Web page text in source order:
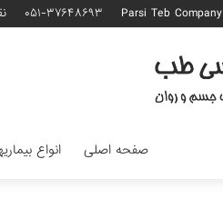
Parsi Teb Company ۰۵۱-۳۷۶۴۸۶۹۳
صفحه اصلی انواع